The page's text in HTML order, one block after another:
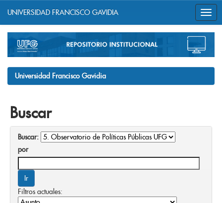
navigation
UNIVERSIDAD FRANCISCO GAVIDIA
Universidad Francisco Gavidia
Buscar
Buscar:
por
Filtros actuales: